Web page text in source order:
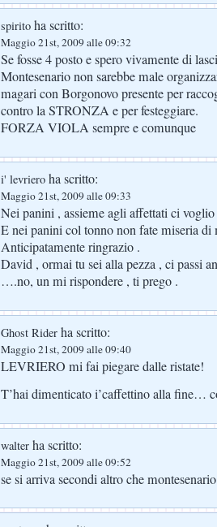
spirito ha scritto:
Maggio 21st, 2009 alle 09:32
Se fosse 4 posto e spero vivamente di
Montesenario non sarebbe male
magari con Borgonovo presente per
contro la STRONZA e per festeggiare.
FORZA VIOLA sempre e comunque
i' levriero ha scritto:
Maggio 21st, 2009 alle 09:33
Nei panini , assieme agli affettati ci
E nei panini col tonno non fate miseria di
Anticipatamente ringrazio .
David , ormai tu sei alla pezza , ci passi
….no, un mi rispondere , ti prego .
Ghost Rider ha scritto:
Maggio 21st, 2009 alle 09:40
LEVRIERO mi fai piegare dalle ristate!
T’hai dimenticato i’caffettino alla fine…
walter ha scritto:
Maggio 21st, 2009 alle 09:52
se si arriva secondi altro che